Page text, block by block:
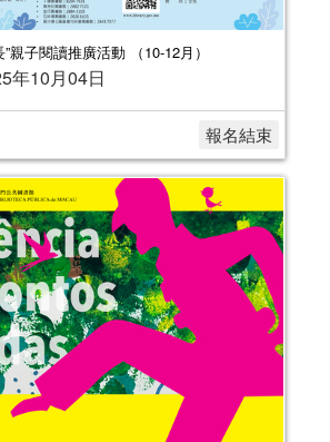
親子閱讀推廣活動 （10-12月）
年10月04日
報名結束